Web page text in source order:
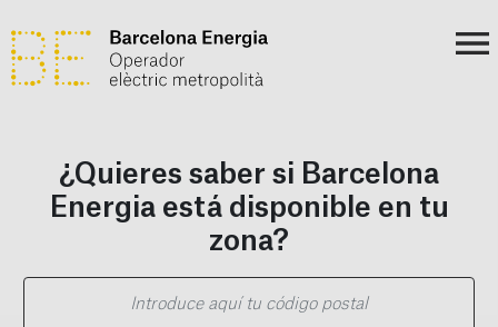
¿Quieres saber si Barcelona
Energia está disponible en tu
zona?